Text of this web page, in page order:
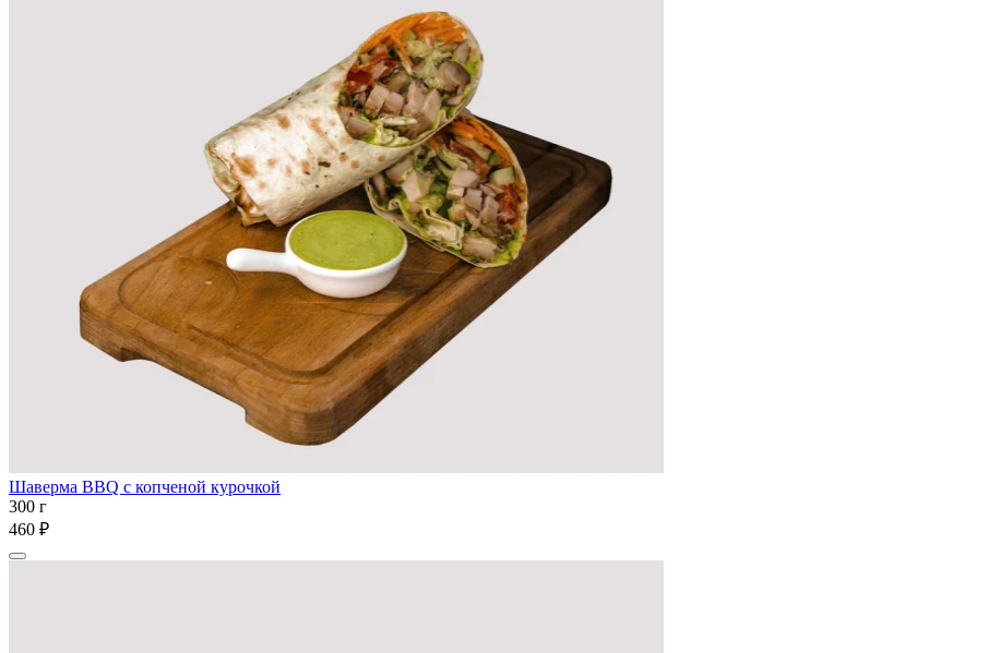
Шаверма BBQ с копченой курочкой
300 г
460 ₽